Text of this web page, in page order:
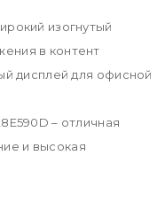
изогнутый
в контент
дисплей для офисной
– отличная
и высокая